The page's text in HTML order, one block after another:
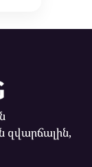
զվարճալին,